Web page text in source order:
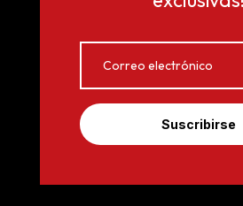
Suscribirse